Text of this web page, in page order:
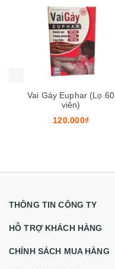
Vai Gáy Euphar (Lọ 60
viên)
120.000₫
THÔNG TIN CÔNG TY
HỖ TRỢ KHÁCH HÀNG
CHÍNH SÁCH MUA HÀNG